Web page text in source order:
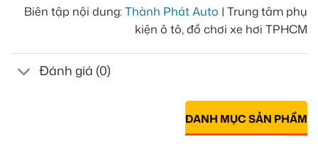
Biên tập nội dung:Thành Phát Auto | Trung tâm phụ
kiện ô tô, đồ chơi xe hơi TPHCM
Đánh giá (0)
DANH MỤC SẢN PHẨM